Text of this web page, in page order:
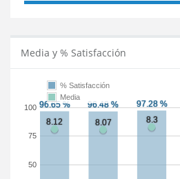
Media y % Satisfacción
50
75
100
% Satisfacción
Media